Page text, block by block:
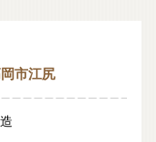
市江尻